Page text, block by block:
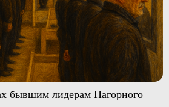
бывшим лидерам Нагорного